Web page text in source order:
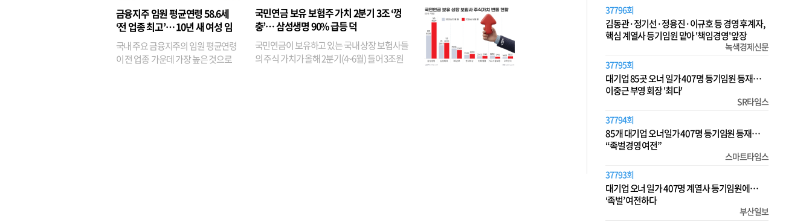
금융지주 임원 평균연령 58.6세
‘전 업종 최고’… 10년 새 여성 임
원은 14배 껑충
국내 주요 금융지주의 임원 평균연령
이 전 업종 가운데 가장 높은 것으로
융이었다. 특히 KB금융은 지난달 말 기준 해외
기관투자자 지분율이...
국민연금 보유 보험주 가치 2분기 3조 ‘껑
충’… 삼성생명 90% 급등 덕
국민연금이 보유하고 있는 국내 상장 보험사들
의 주식 가치가 올해 2분기(4~6월) 들어 3조원
37796회
김동관·정기선·정용진·이규호 등 경영 후계자,
핵심 계열사 등기임원 맡아 '책임경영' 앞장
녹색경제신문
37795회
대기업 85곳 오너 일가 407명 등기임원 등재…
이중근 부영 회장 '최다'
SR타임스
37794회
85개 대기업 오너일가 407명 등기임원 등재…
“족벌경영 여전”
스마트타임스
37793회
대기업 오너 일가 407명 계열사 등기임원에…
‘족벌’ 여전하다
부산일보